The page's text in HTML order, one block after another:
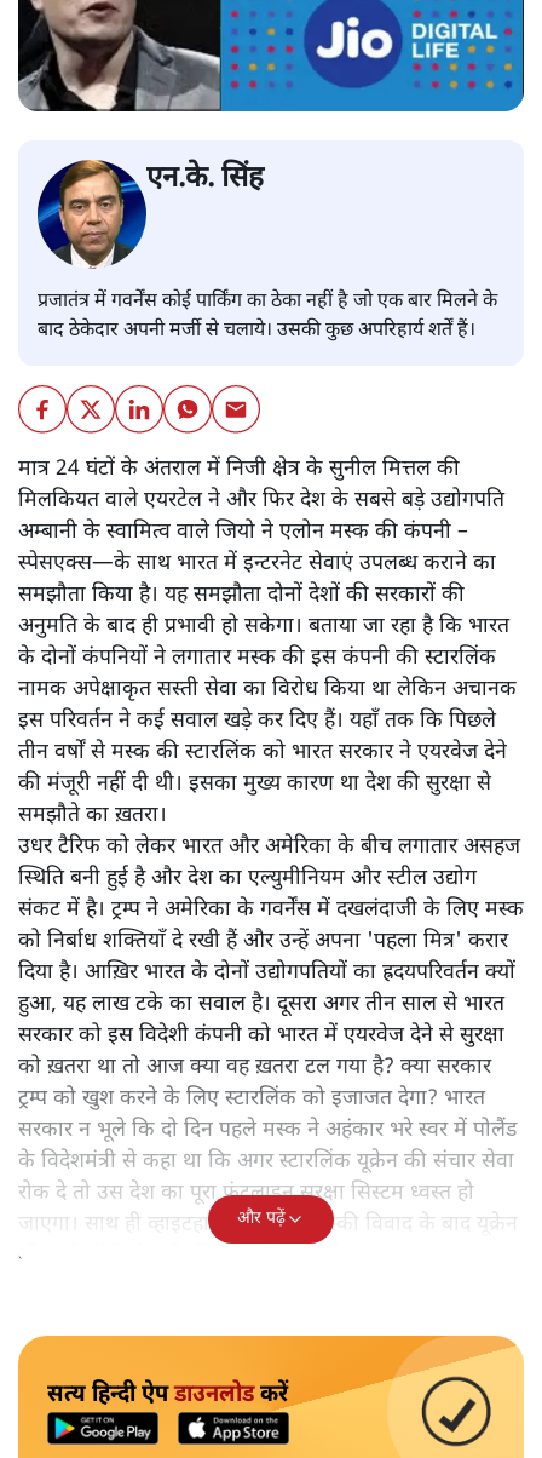
एन.के. सिंह
प्रजातंत्र में गवर्नेंस कोई पार्किंग का ठेका नहीं है जो एक बार मिलने के
बाद ठेकेदार अपनी मर्जी से चलाये। उसकी कुछ अपरिहार्य शर्तें हैं।
मात्र 24 घंटों के अंतराल में निजी क्षेत्र के सुनील मित्तल की
मिलकियत वाले एयरटेल ने और फिर देश के सबसे बड़े उद्योगपति
अम्बानी के स्वामित्व वाले जियो ने एलोन मस्क की कंपनी –
स्पेसएक्स—के साथ भारत में इन्टरनेट सेवाएं उपलब्ध कराने का
समझौता किया है। यह समझौता दोनों देशों की सरकारों की
अनुमति के बाद ही प्रभावी हो सकेगा। बताया जा रहा है कि भारत
के दोनों कंपनियों ने लगातार मस्क की इस कंपनी की स्टारलिंक
नामक अपेक्षाकृत सस्ती सेवा का विरोध किया था लेकिन अचानक
इस परिवर्तन ने कई सवाल खड़े कर दिए हैं। यहाँ तक कि पिछले
तीन वर्षों से मस्क की स्टारलिंक को भारत सरकार ने एयरवेज देने
की मंजूरी नहीं दी थी। इसका मुख्य कारण था देश की सुरक्षा से
समझौते का ख़तरा।
उधर टैरिफ को लेकर भारत और अमेरिका के बीच लगातार असहज
स्थिति बनी हुई है और देश का एल्युमीनियम और स्टील उद्योग
संकट में है। ट्रम्प ने अमेरिका के गवर्नेंस में दखलंदाजी के लिए मस्क
को निर्बाध शक्तियाँ दे रखी हैं और उन्हें अपना 'पहला मित्र' करार
दिया है। आख़िर भारत के दोनों उद्योगपतियों का ह्रदयपरिवर्तन क्यों
हुआ, यह लाख टके का सवाल है। दूसरा अगर तीन साल से भारत
सरकार को इस विदेशी कंपनी को भारत में एयरवेज देने से सुरक्षा
को ख़तरा था तो आज क्या वह ख़तरा टल गया है? क्या सरकार
ट्रम्प को खुश करने के लिए स्टारलिंक को इजाजत देगा? भारत
सरकार न भूले कि दो दिन पहले मस्क ने अहंकार भरे स्वर में पोलैंड
के विदेशमंत्री से कहा था कि अगर स्टारलिंक यूक्रेन की संचार सेवा
रोक दे तो उस देश का पूरा फ्रंटलाइन सुरक्षा सिस्टम ध्वस्त हो
जाएगा। साथ ही व्हाइटहाउस में ट्रम्प-जेलेंस्की विवाद के बाद यूक्रेन
की सभी इंटेलिजेंस शेयरिंग रोक दी गयी थी।
और पढ़ें
सत्य हिन्दी ऐपडाउनलोडकरें